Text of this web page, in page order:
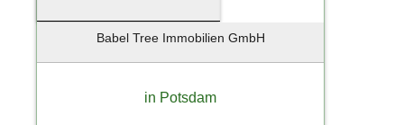
Babel Tree Immobilien GmbH
in Potsdam